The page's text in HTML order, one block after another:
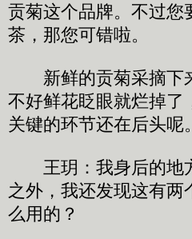
贡菊这个品牌。不过您
茶，那您可错啦。
新鲜的贡菊采摘下
不好鲜花眨眼就烂掉了
关键的环节还在后头呢。
王玥：我身后的地
之外，我还发现这有
么用的？